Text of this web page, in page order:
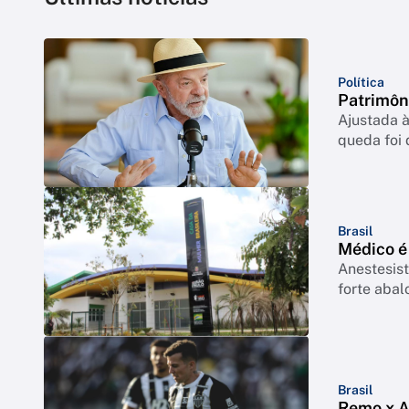
Política
Ajustada
queda foi
Brasil
Médico
forte
Brasil